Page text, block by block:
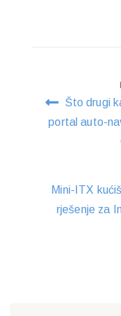
PostŠto drugi
portal auto-
Mini-ITX
rješenje za